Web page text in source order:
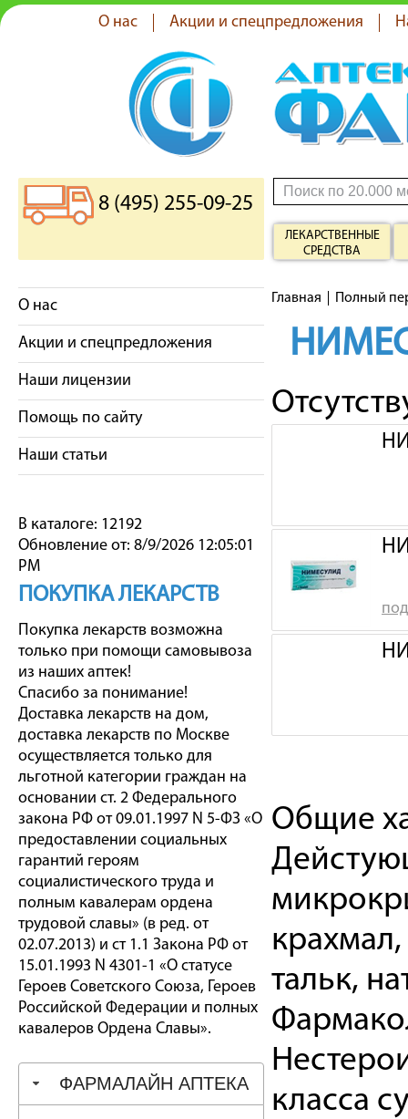
О нас Акции и спецпредложения
8 (495) 255-09-25
ЛЕКАРСТВЕННЫЕ
СРЕДСТВА
О нас
Акции и спецпредложения
Наши лицензии
Помощь по сайту
Наши статьи
В каталоге: 12192
Обновление от: 8/9/2026 12:05:01
PM
ПОКУПКА ЛЕКАРСТВ
Покупка лекарств возможна
только при помощи самовывоза
из наших аптек!
Спасибо за понимание!
Доставка лекарств на дом,
доставка лекарств по Москве
осуществляется только для
льготной категории граждан на
основании ст. 2 Федерального
закона РФ от 09.01.1997 N 5-ФЗ «О
предоставлении социальных
гарантий героям
социалистического труда и
полным кавалерам ордена
трудовой славы» (в ред. от
02.07.2013) и ст 1.1 Закона РФ от
15.01.1993 N 4301-1 «О статусе
Героев Советского Союза, Героев
Российской Федерации и полных
кавалеров Ордена Славы».
ФАРМАЛАЙН АПТЕКА
Главная Полный
Общие
тальк,
класса